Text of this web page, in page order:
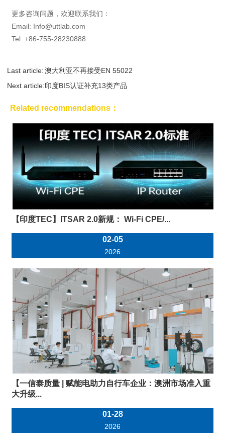
更多咨询问题，欢迎联系我们：
Email: Info@uttlab.com
Tel: +86-755-28230888
Last article: 澳大利亚不再接受EN 55022
Next article:印度BIS认证补充13类产品
Related recommendations：
【印度TEC】ITSAR 2.0新规： Wi-Fi CPE/...
02-05
2026
【一信泰质量 | 赋能电助力自行车企业：澳洲市场准入重
大升级...
01-28
2026